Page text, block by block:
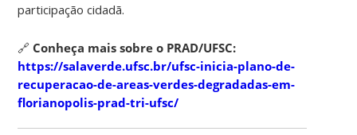
participação cidadã.
🔗 Conheça mais sobre o PRAD/UFSC:
https://salaverde.ufsc.br/ufsc-inicia-plano-de-
recuperacao-de-areas-verdes-degradadas-em-
florianopolis-prad-tri-ufsc/